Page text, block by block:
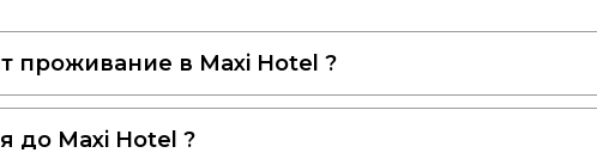
проживание в Maxi Hotel ?
до Maxi Hotel ?